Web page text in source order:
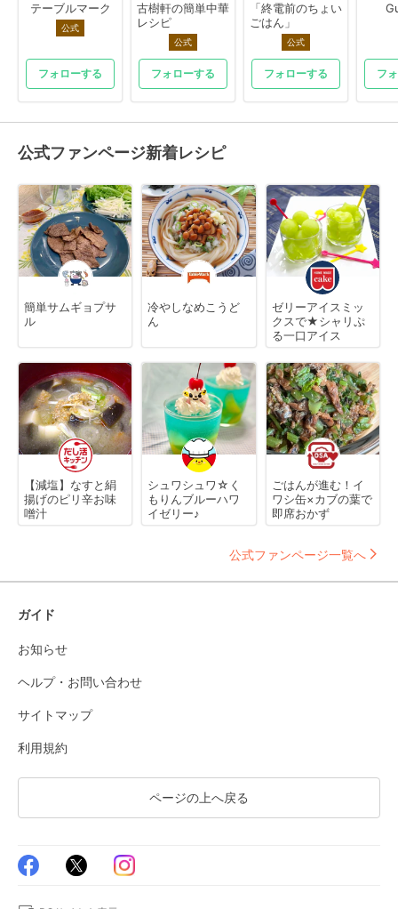
テーブルマーク
公式
フォローする
古樹軒の簡単中華
レシピ
公式
フォローする
「終電前のちょい
ごはん」
公式
フォローする フ
公式ファンページ新着レシピ
簡単サムギョプサ
ル
冷やしなめこうど
ん
ゼリーアイスミッ
クスで★シャリぷ
る一口アイス
【減塩】なすと絹
揚げのピリ辛お味
噌汁
シュワシュワ☆く
もりんブルーハワ
イゼリー♪
ごはんが進む！イ
ワシ缶×カブの葉で
即席おかず
公式ファンページ一覧へ
ガイド
お知らせ
ヘルプ・お問い合わせ
サイトマップ
利用規約
ページの上へ戻る